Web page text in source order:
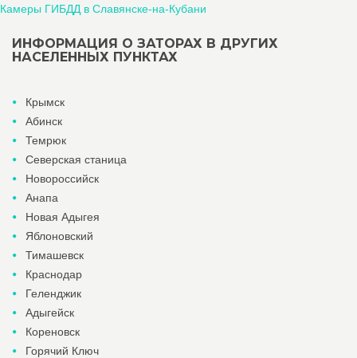
Камеры ГИБДД в Славянске-на-Кубани
ИНФОРМАЦИЯ О ЗАТОРАХ В ДРУГИХ
НАСЕЛЕННЫХ ПУНКТАХ
Крымск
Абинск
Темрюк
Северская станица
Новороссийск
Анапа
Новая Адыгея
Яблоновский
Тимашевск
Краснодар
Геленджик
Адыгейск
Кореновск
Горячий Ключ